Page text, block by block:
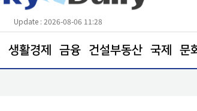
Update : 2026-08-06 11:28
생활경제 금융 건설부동산 국제 문